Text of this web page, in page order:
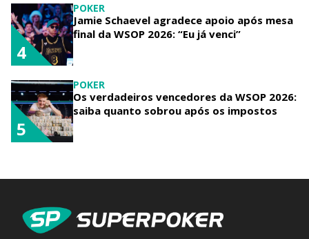
POKER
Jamie Schaevel agradece apoio após mesa
final da WSOP 2026: “Eu já venci”
4
POKER
Os verdadeiros vencedores da WSOP 2026:
saiba quanto sobrou após os impostos
5